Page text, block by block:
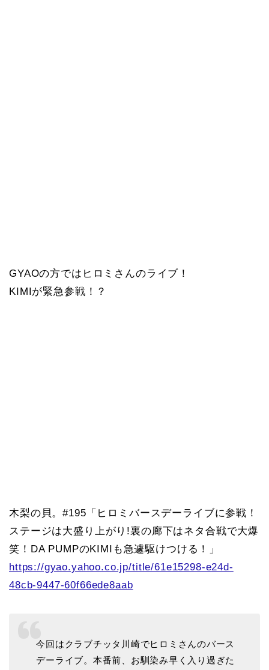
GYAOの方ではヒロミさんのライブ！
KIMIが緊急参戦！？
木梨の貝。#195「ヒロミバースデーライブに参戦！
ステージは大盛り上がり!裏の廊下はネタ合戦で大爆
笑！DA PUMPのKIMIも急遽駆けつける！」
https://gyao.yahoo.co.jp/title/61e15298-e24d-
48cb-9447-60f66ede8aab
今回はクラブチッタ川崎でヒロミさんのバース
デーライブ。本番前、お馴染み早く入り過ぎた